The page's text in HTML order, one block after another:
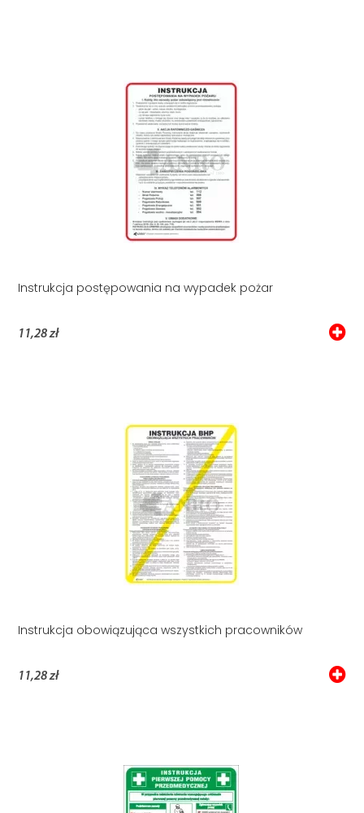
Instrukcja postępowania na wypadek pożar
11,28 zł
Instrukcja obowiązująca wszystkich pracowników
11,28 zł